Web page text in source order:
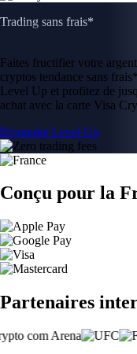
Trading sans frais*
Faites fructifier votre
cryptos tendance sans
Level Up et profitez de
achat avec la carte Visa
Rejoindre Level Up
Conçu pour la
Partenaires